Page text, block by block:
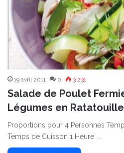
19 avril 2011 0 3 231
Salade de Poulet
Légumes en Ratatouille
Proportions pour 4 Personnes
Temps de Cuisson 1 Heure …